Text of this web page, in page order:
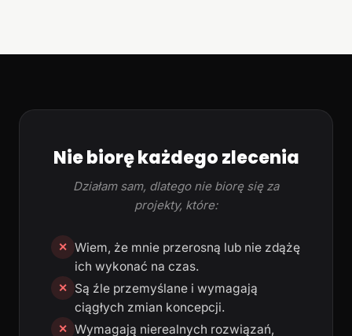
Nie biorę każdego zlecenia
Działam sam, dlatego nie biorę się za
projekty, które:
✕ Wiem, że mnie przerosną lub nie zdążę
ich wykonać na czas.
✕
Są źle przemyślane i wymagają
ciągłych zmian koncepcji.
✕ Wymagają nierealnych rozwiązań,